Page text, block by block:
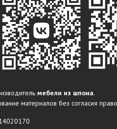
мебели из шпона.
материалов без согласия